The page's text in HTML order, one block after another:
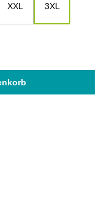
XXL 3XL
Wert ein